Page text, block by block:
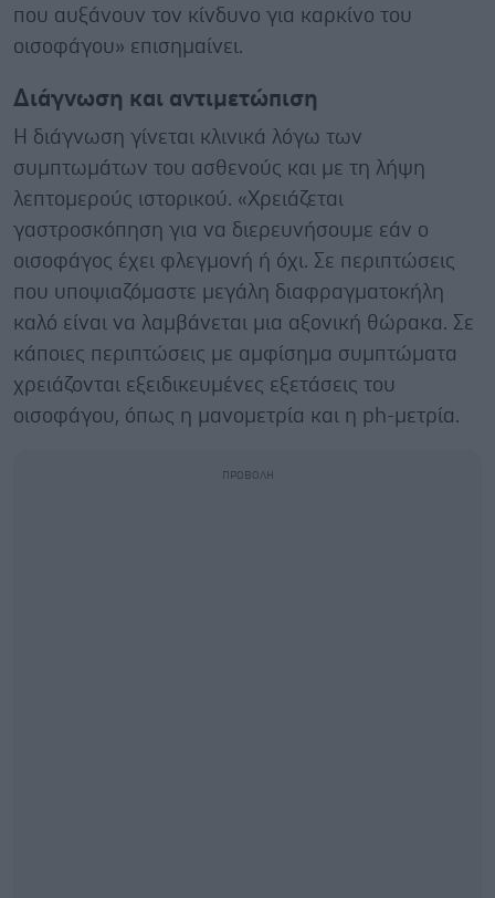
που αυξάνουν τον κίνδυνο για καρκίνο του
οισοφάγου» επισημαίνει.
Διάγνωση και αντιμετώπιση
Η διάγνωση γίνεται κλινικά λόγω των
συμπτωμάτων του ασθενούς και με τη λήψη
λεπτομερούς ιστορικού. «Χρειάζεται
γαστροσκόπηση για να διερευνήσουμε εάν ο
οισοφάγος έχει φλεγμονή ή όχι. Σε περιπτώσεις
που υποψιαζόμαστε μεγάλη διαφραγματοκήλη
καλό είναι να λαμβάνεται μια αξονική θώρακα. Σε
κάποιες περιπτώσεις με αμφίσημα συμπτώματα
χρειάζονται εξειδικευμένες εξετάσεις του
οισοφάγου, όπως η μανομετρία και η ph-μετρία.